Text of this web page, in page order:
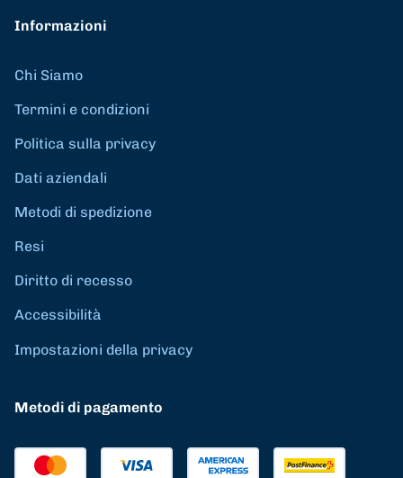
Informazioni
Chi Siamo
Termini e condizioni
Politica sulla privacy
Dati aziendali
Metodi di spedizione
Resi
Diritto di recesso
Accessibilità
Impostazioni della privacy
Metodi di pagamento